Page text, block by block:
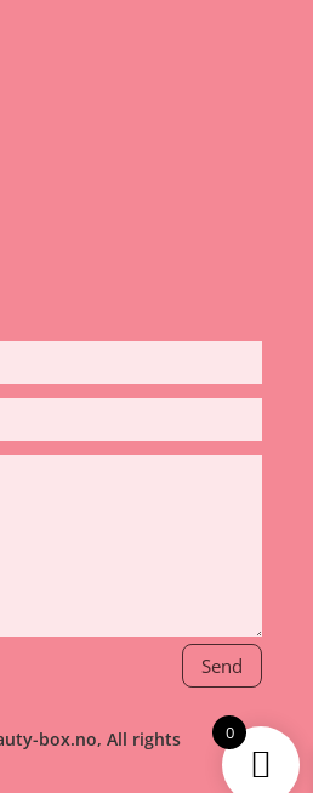
Send
box.no, All rights
0